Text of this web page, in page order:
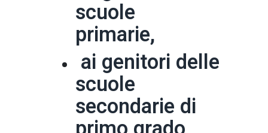
scuole
primarie,
ai genitori delle
scuole
secondarie di